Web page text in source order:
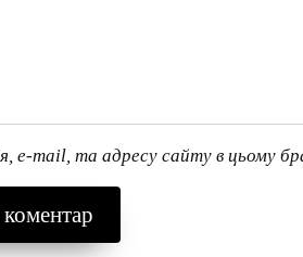
e-mail, та адресу сайту в цьому